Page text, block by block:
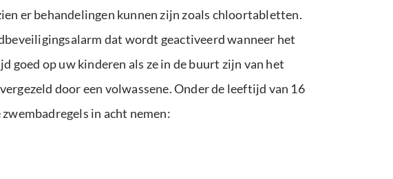
er behandelingen kunnen zijn zoals chloortabletten.
dat wordt geactiveerd wanneer het
goed op uw kinderen als ze in de buurt zijn van het
door een volwassene. Onder de leeftijd van 16
in acht nemen: